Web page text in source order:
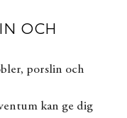
OCH
porslin och
kan ge dig